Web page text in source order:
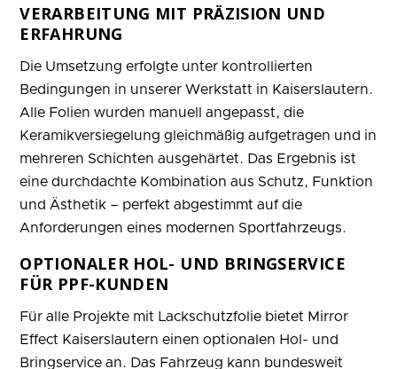
VERARBEITUNG MIT PRÄZISION UND
ERFAHRUNG
Die Umsetzung erfolgte unter kontrollierten
Bedingungen in unserer Werkstatt in Kaiserslautern.
Alle Folien wurden manuell angepasst, die
Keramikversiegelung gleichmäßig aufgetragen und in
mehreren Schichten ausgehärtet. Das Ergebnis ist
eine durchdachte Kombination aus Schutz, Funktion
und Ästhetik – perfekt abgestimmt auf die
Anforderungen eines modernen Sportfahrzeugs.
OPTIONALER HOL- UND BRINGSERVICE
FÜR PPF-KUNDEN
Für alle Projekte mit Lackschutzfolie bietet Mirror
Effect Kaiserslautern einen optionalen Hol- und
Bringservice an. Das Fahrzeug kann bundesweit